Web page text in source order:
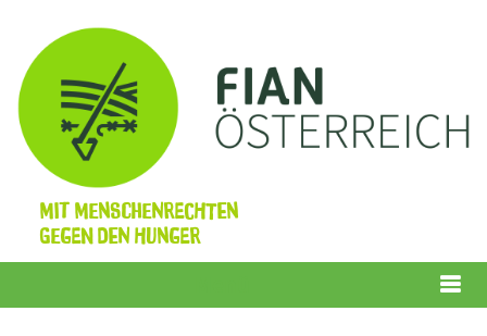
Mit Menschenrechten
gegen den Hunger